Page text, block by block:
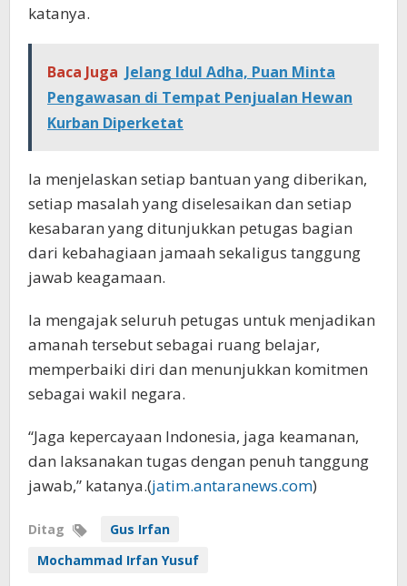
katanya.
Baca Juga Jelang Idul Adha, Puan Minta
Pengawasan di Tempat Penjualan Hewan
Kurban Diperketat
Ia menjelaskan setiap bantuan yang diberikan,
setiap masalah yang diselesaikan dan setiap
kesabaran yang ditunjukkan petugas bagian
dari kebahagiaan jamaah sekaligus tanggung
jawab keagamaan.
Ia mengajak seluruh petugas untuk menjadikan
amanah tersebut sebagai ruang belajar,
memperbaiki diri dan menunjukkan komitmen
sebagai wakil negara.
“Jaga kepercayaan Indonesia, jaga keamanan,
dan laksanakan tugas dengan penuh tanggung
jawab,” katanya.(jatim.antaranews.com)
Ditag
Gus Irfan
Mochammad Irfan Yusuf